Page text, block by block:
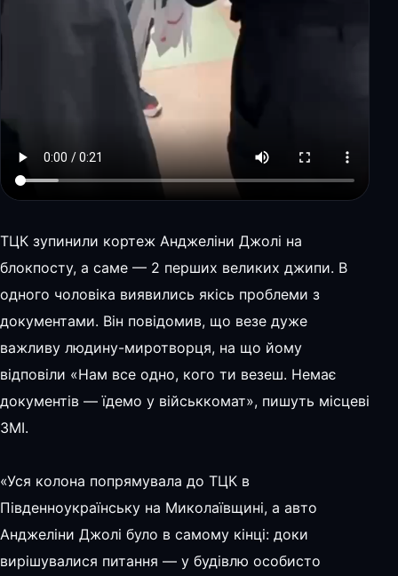
ТЦК зупинили кортеж Анджеліни Джолі на
блокпосту, а саме — 2 перших великих джипи. В
одного чоловіка виявились якісь проблеми з
документами. Він повідомив, що везе дуже
важливу людину-миротворця, на що йому
відповіли «Нам все одно, кого ти везеш. Немає
документів — їдемо у військкомат», пишуть місцеві
ЗМІ.
«Уся колона попрямувала до ТЦК в
Південноукраїнську на Миколаївщині, а авто
Анджеліни Джолі було в самому кінці: доки
вирішувалися питання — у будівлю особисто